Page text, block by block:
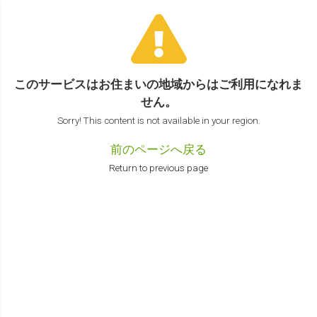
このサービスはお住まいの地域からはご利用になれま
せん。
Sorry! This content is not available in your region.
前のページへ戻る
Return to previous page